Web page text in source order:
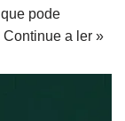
pode
Continue a ler »